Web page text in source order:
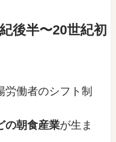
後半〜20世紀初
労働者のシフト制
の朝食産業が生ま